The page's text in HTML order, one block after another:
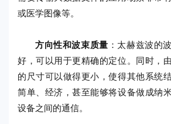
或医学图像等。
方向性和波束质量 ：太赫兹波的
好，可以用于更精确的定位。同时，
的尺寸可以做得更小，使得其他系统
简单、经济，甚至能够将设备做成纳
设备之间的通信。